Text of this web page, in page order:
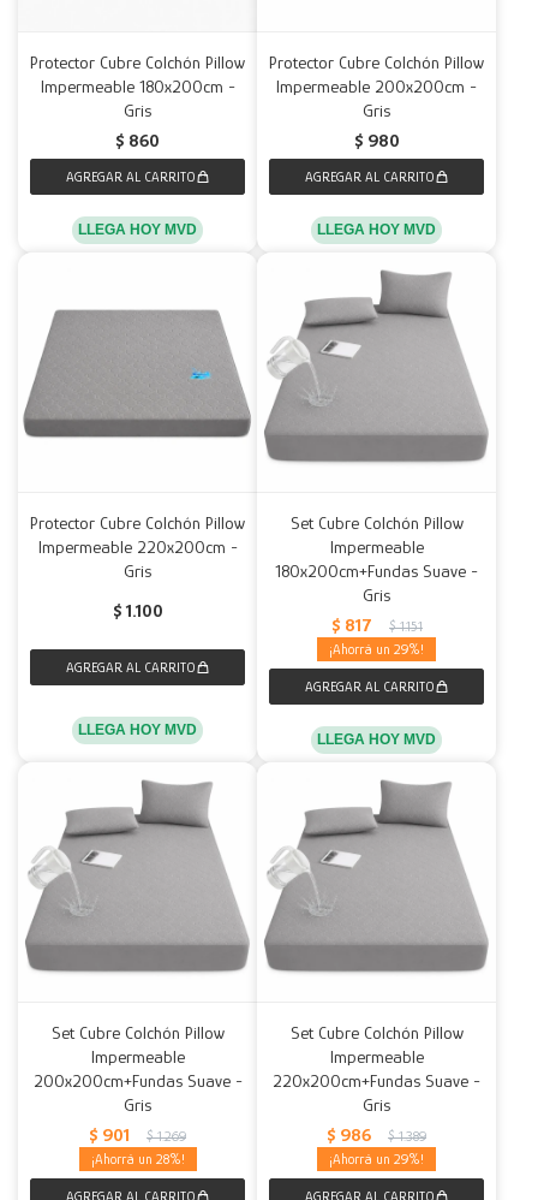
Protector Cubre Colchón Pillow
Impermeable 180x200cm -
Gris
$ 860
LLEGA HOY MVD
Protector Cubre Colchón Pillow
Impermeable 200x200cm -
Gris
$ 980
LLEGA HOY MVD
Protector Cubre Colchón Pillow
Impermeable 220x200cm -
Gris
$ 1.100
LLEGA HOY MVD
Set Cubre Colchón Pillow
Impermeable
180x200cm+Fundas Suave -
Gris
$ 817 $ 1.151
29
LLEGA HOY MVD
Set Cubre Colchón Pillow
Impermeable
200x200cm+Fundas Suave -
Gris
$ 901 $ 1.269
28
Set Cubre Colchón Pillow
Impermeable
220x200cm+Fundas Suave -
Gris
$ 986 $ 1.389
29